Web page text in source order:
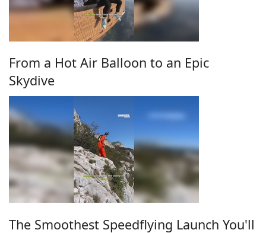
From a Hot Air Balloon to an Epic
Skydive
The Smoothest Speedflying Launch You'll